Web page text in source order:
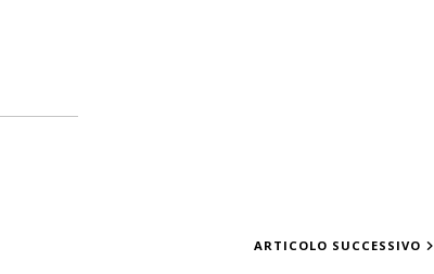
ARTICOLO SUCCESSIVO